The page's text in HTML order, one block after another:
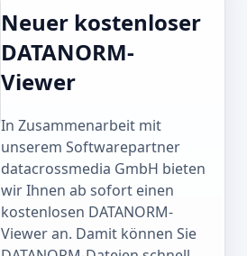
Neuer kostenloser
DATANORM-
Viewer
In Zusammenarbeit mit
unserem Softwarepartner
datacrossmedia GmbH bieten
wir Ihnen ab sofort einen
kostenlosen DATANORM-
Viewer an. Damit können Sie